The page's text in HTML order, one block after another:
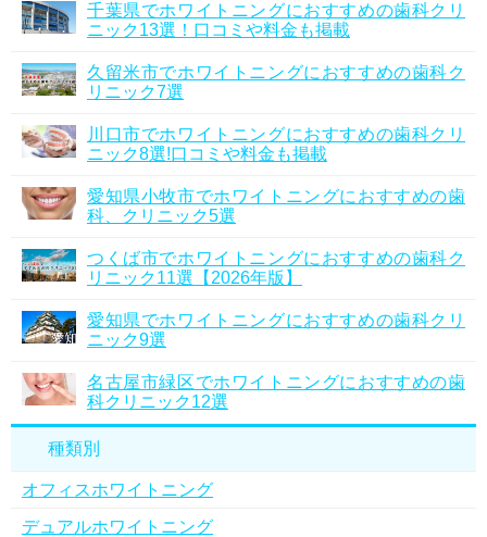
千葉県でホワイトニングにおすすめの歯科クリ
ニック13選！口コミや料金も掲載
久留米市でホワイトニングにおすすめの歯科ク
リニック7選
川口市でホワイトニングにおすすめの歯科クリ
ニック8選!口コミや料金も掲載
愛知県小牧市でホワイトニングにおすすめの歯
科、クリニック5選
つくば市でホワイトニングにおすすめの歯科ク
リニック11選【2026年版】
愛知県でホワイトニングにおすすめの歯科クリ
ニック9選
名古屋市緑区でホワイトニングにおすすめの歯
科クリニック12選
種類別
オフィスホワイトニング
デュアルホワイトニング